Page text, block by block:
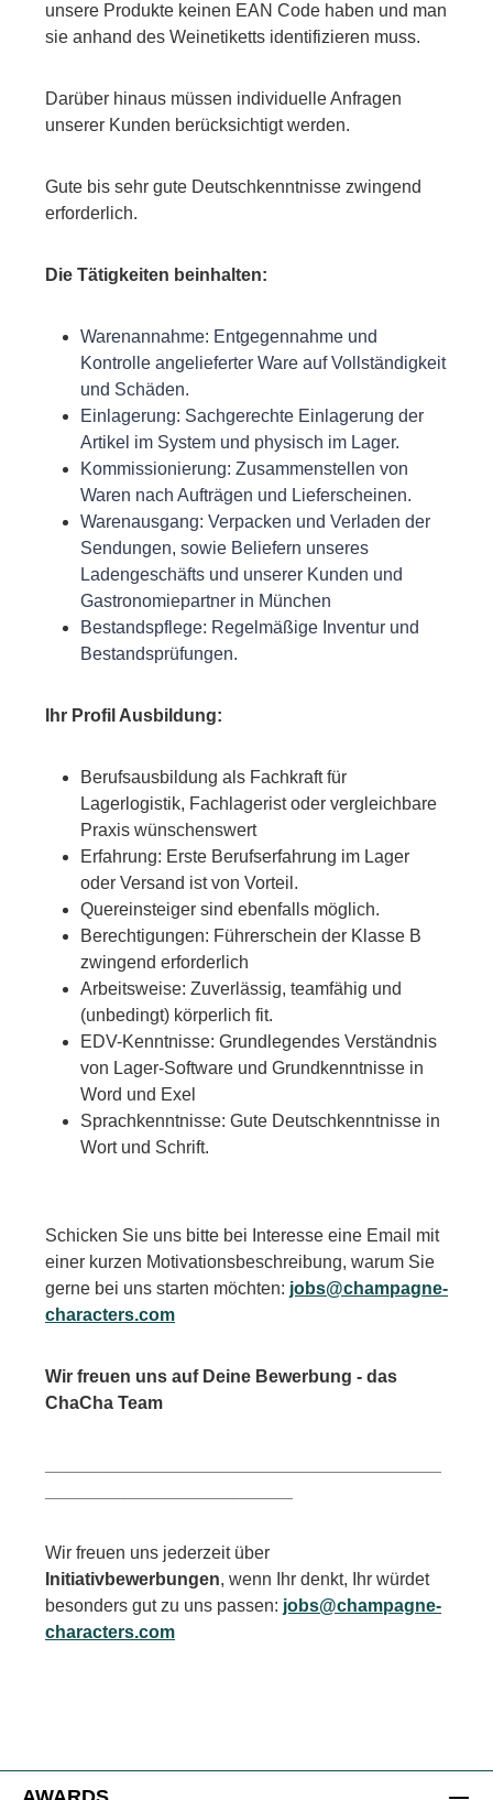
unsere Produkte keinen EAN Code haben und man
sie anhand des Weinetiketts identifizieren muss.
Darüber hinaus müssen individuelle Anfragen
unserer Kunden berücksichtigt werden.
Gute bis sehr gute Deutschkenntnisse zwingend
erforderlich.
Die Tätigkeiten beinhalten:
Warenannahme: Entgegennahme und
Kontrolle angelieferter Ware auf Vollständigkeit
und Schäden.
Einlagerung: Sachgerechte Einlagerung der
Artikel im System und physisch im Lager.
Kommissionierung: Zusammenstellen von
Waren nach Aufträgen und Lieferscheinen.
Warenausgang: Verpacken und Verladen der
Sendungen, sowie Beliefern unseres
Ladengeschäfts und unserer Kunden und
Gastronomiepartner in München
Bestandspflege: Regelmäßige Inventur und
Bestandsprüfungen.
Ihr Profil Ausbildung:
Berufsausbildung als Fachkraft für
Lagerlogistik, Fachlagerist oder vergleichbare
Praxis wünschenswert
Erfahrung: Erste Berufserfahrung im Lager
oder Versand ist von Vorteil.
Quereinsteiger sind ebenfalls möglich.
Berechtigungen: Führerschein der Klasse B
zwingend erforderlich
Arbeitsweise: Zuverlässig, teamfähig und
(unbedingt) körperlich fit.
EDV-Kenntnisse: Grundlegendes Verständnis
von Lager-Software und Grundkenntnisse in
Word und Exel
Sprachkenntnisse: Gute Deutschkenntnisse in
Wort und Schrift.
Schicken Sie uns bitte bei Interesse eine Email mit
einer kurzen Motivationsbeschreibung, warum Sie
gerne bei uns starten möchten: jobs@champagne-
characters.com
Wir freuen uns auf Deine Bewerbung - das
ChaCha Team
Wir freuen uns jederzeit über
Initiativbewerbungen, wenn Ihr denkt, Ihr würdet
besonders gut zu uns passen: jobs@champagne-
characters.com